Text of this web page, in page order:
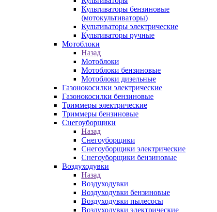
Культиваторы бензиновые
(мотокультиваторы)
Культиваторы электрические
Культиваторы ручные
Мотоблоки
Назад
Мотоблоки
Мотоблоки бензиновые
Мотоблоки дизельные
Газонокосилки электрические
Газонокосилки бензиновые
Триммеры электрические
Триммеры бензиновые
Снегоуборщики
Назад
Снегоуборщики
Снегоуборщики электрические
Снегоуборщики бензиновые
Воздуходувки
Назад
Воздуходувки
Воздуходувки бензиновые
Воздуходувки пылесосы
Воздуходувки электрические